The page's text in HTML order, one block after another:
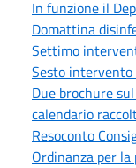
In funzione il
Domattina
Settimo
Sesto
Due brochure
calendario
Resoconto
Ordinanza per